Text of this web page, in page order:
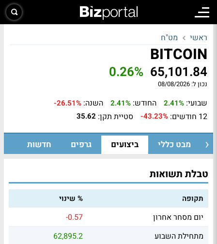
ראשי מט"ח
BITCOIN
65,101.84
0.26%
נכון ל: 08/08/2026
שבועי: 2.41% החודש: 2.41% השנה: -26.51%
12 חודשים: -43.23% סטיית תקן: 35.62
מבט כללי ביצועים גרפים חדשות
טבלת תשואות
תקופה % שינוי
יום מסחר אחרון
-0.57
מתחילת השבוע
62,895.2